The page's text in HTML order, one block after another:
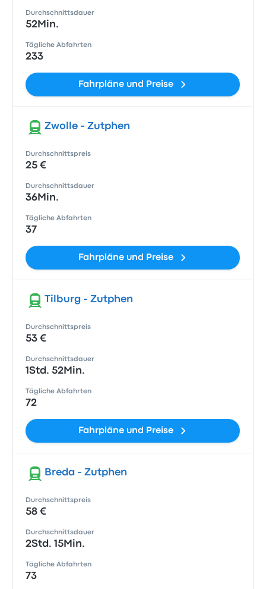
Durchschnittsdauer
52Min.
Tägliche Abfahrten
233
Fahrpläne und Preise
Zwolle - Zutphen
Durchschnittspreis
25 €
Durchschnittsdauer
36Min.
Tägliche Abfahrten
37
Fahrpläne und Preise
Tilburg - Zutphen
Durchschnittspreis
53 €
Durchschnittsdauer
1Std. 52Min.
Tägliche Abfahrten
72
Fahrpläne und Preise
Breda - Zutphen
Durchschnittspreis
58 €
Durchschnittsdauer
2Std. 15Min.
Tägliche Abfahrten
73